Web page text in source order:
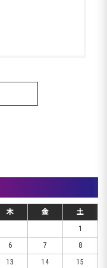
木 金
土
1
6 7
8
13 14
15